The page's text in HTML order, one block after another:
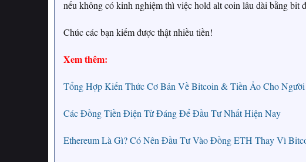
nếu không có kinh nghiệm thì việc hold alt coin lâu dài bằng bit
Chúc các bạn kiếm được thật nhiều tiền!
Xem thêm:
Tổng Hợp Kiến Thức Cơ Bản Về Bitcoin & Tiền Ảo Cho
Các Đồng Tiền Điện Tử Đáng Để Đầu Tư Nhất Hiện Nay
Ethereum Là Gì? Có Nên Đầu Tư Vào Đồng ETH Thay Vì